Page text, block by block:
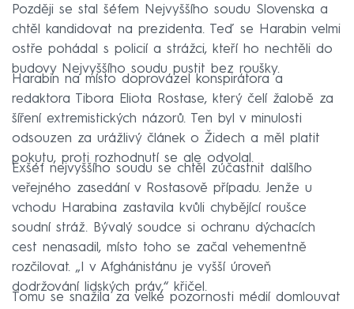
Později se stal šéfem Nejvyššího soudu Slovenska a
chtěl kandidovat na prezidenta. Teď se Harabin velmi
ostře pohádal s policií a strážci, kteří ho nechtěli do
budovy Nejvyššího soudu pustit bez roušky.
Harabin na místo doprovázel konspirátora a
redaktora Tibora Eliota Rostase, který čelí žalobě za
šíření extremistických názorů. Ten byl v minulosti
odsouzen za urážlivý článek o Židech a měl platit
pokutu, proti rozhodnutí se ale odvolal.
Exšéf nejvyššího soudu se chtěl zúčastnit dalšího
veřejného zasedání v Rostasově případu. Jenže u
vchodu Harabina zastavila kvůli chybějící roušce
soudní stráž. Bývalý soudce si ochranu dýchacích
cest nenasadil, místo toho se začal vehementně
rozčilovat. „I v Afghánistánu je vyšší úroveň
dodržování lidských práv,“ křičel.
Tomu se snažila za velké pozornosti médií domlouvat